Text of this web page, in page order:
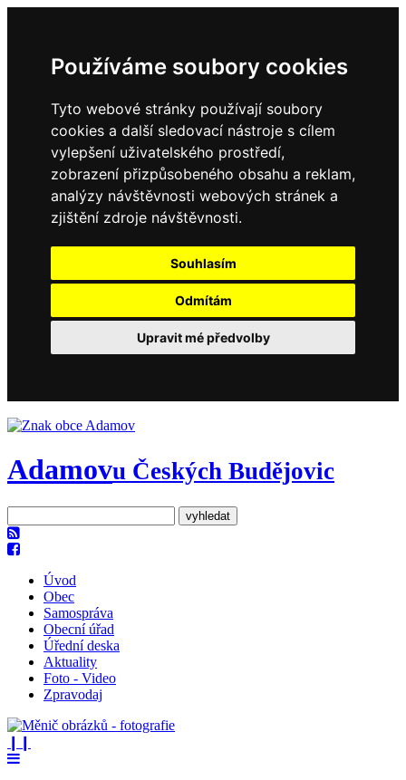
Používáme soubory cookies
Tyto webové stránky používají soubory
cookies a další sledovací nástroje s cílem
vylepšení uživatelského prostředí,
zobrazení přizpůsobeného obsahu a reklam,
analýzy návštěvnosti webových stránek a
zjištění zdroje návštěvnosti.
Souhlasím
Odmítám
Upravit mé předvolby
Adamovu Českých Budějovic
Úvod
Obec
Samospráva
Obecní úřad
Úřední deska
Aktuality
Foto - Video
Zpravodaj